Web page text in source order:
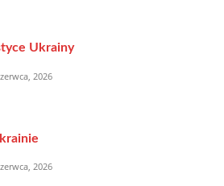
Ukrainy
2026
2026